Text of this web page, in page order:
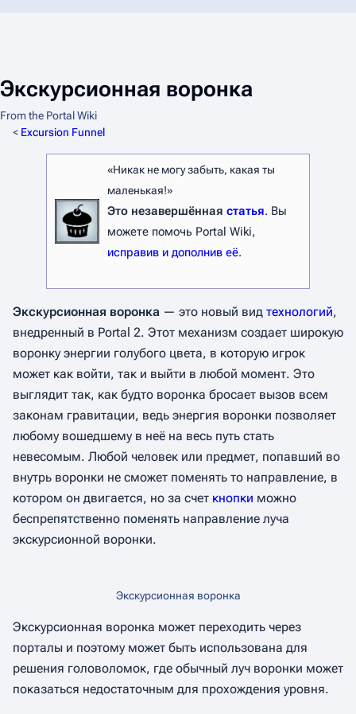
Экскурсионная воронка
From the Portal Wiki
< Excursion Funnel
«Никак не могу забыть, какая ты
маленькая!»
Это незавершённая статья. Вы
можете помочь Portal Wiki,
исправив и дополнив её.
Экскурсионная воронка — это новый вид технологий,
внедренный в Portal 2. Этот механизм создает широкую
воронку энергии голубого цвета, в которую игрок
может как войти, так и выйти в любой момент. Это
выглядит так, как будто воронка бросает вызов всем
законам гравитации, ведь энергия воронки позволяет
любому вошедшему в неё на весь путь стать
невесомым. Любой человек или предмет, попавший во
внутрь воронки не сможет поменять то направление, в
котором он двигается, но за счет кнопки можно
беспрепятственно поменять направление луча
экскурсионной воронки.
Экскурсионная воронка
Экскурсионная воронка может переходить через
порталы и поэтому может быть использована для
решения головоломок, где обычный луч воронки может
показаться недостаточным для прохождения уровня.